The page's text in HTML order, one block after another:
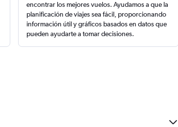
encontrar los mejores vuelos. Ayudamos a que la
planificación de viajes sea fácil, proporcionando
información útil y gráficos basados en datos que
pueden ayudarte a tomar decisiones.